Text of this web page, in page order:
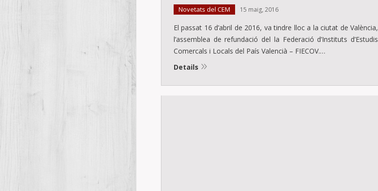
Novetats del CEM 15 maig, 2016
El passat 16 d’abril de 2016, va tindre lloc a la ciutat de València,
l’assemblea de refundació del la Federació d’Instituts d’Estudis
Comercals i Locals del País Valencià – FIECOV.…
Details